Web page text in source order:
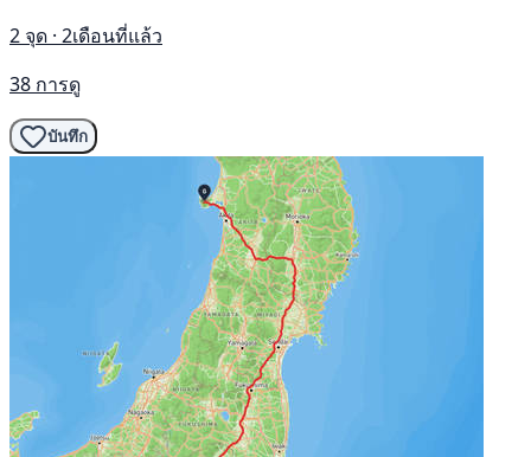
2 จุด · 2เดือนที่แล้ว
38 การดู
บันทึก